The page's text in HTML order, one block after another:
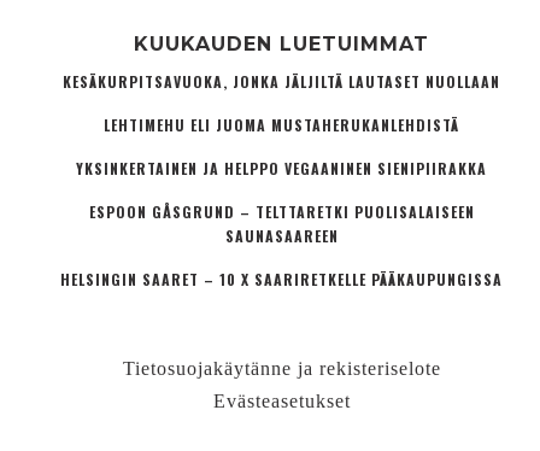
KUUKAUDEN LUETUIMMAT
KESÄKURPITSAVUOKA, JONKA JÄLJILTÄ LAUTASET NUOLLAAN
LEHTIMEHU ELI JUOMA MUSTAHERUKANLEHDISTÄ
YKSINKERTAINEN JA HELPPO VEGAANINEN SIENIPIIRAKKA
ESPOON GÅSGRUND – TELTTARETKI PUOLISALAISEEN
SAUNASAAREEN
HELSINGIN SAARET – 10 X SAARIRETKELLE PÄÄKAUPUNGISSA
Tietosuojakäytänne ja rekisteriselote
Evästeasetukset